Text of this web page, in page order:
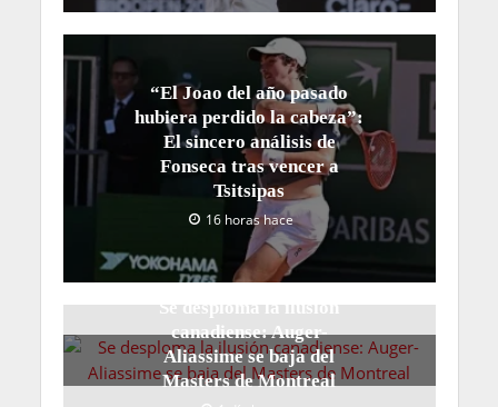
“El Joao del año pasado
hubiera perdido la cabeza”:
El sincero análisis de
Fonseca tras vencer a
Tsitsipas
16 horas hace
Se desploma la ilusión
canadiense: Auger-
Aliassime se baja del
Masters de Montreal